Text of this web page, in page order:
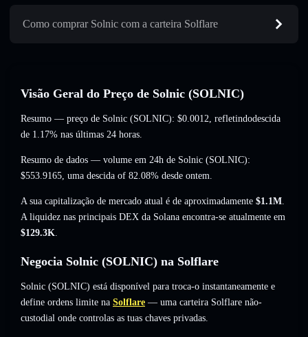
Como comprar Solnic com a carteira Solflare
Visão Geral do Preço de Solnic (SOLNIC)
Resumo — preço de Solnic (SOLNIC): $0.0012, refletindodescida
de 1.17% nas últimas 24 horas.
Resumo de dados — volume em 24h de Solnic (SOLNIC):
$553.9165, uma descida of 82.08% desde ontem.
A sua capitalização de mercado atual é de aproximadamente $1.1M.
A liquidez nas principais DEX da Solana encontra-se atualmente em
$129.3K.
Negocia Solnic (SOLNIC) na Solflare
Solnic (SOLNIC) está disponível para troca-o instantaneamente e
define ordens limite na Solflare — uma carteira Solflare não-
custodial onde controlas as tuas chaves privadas.